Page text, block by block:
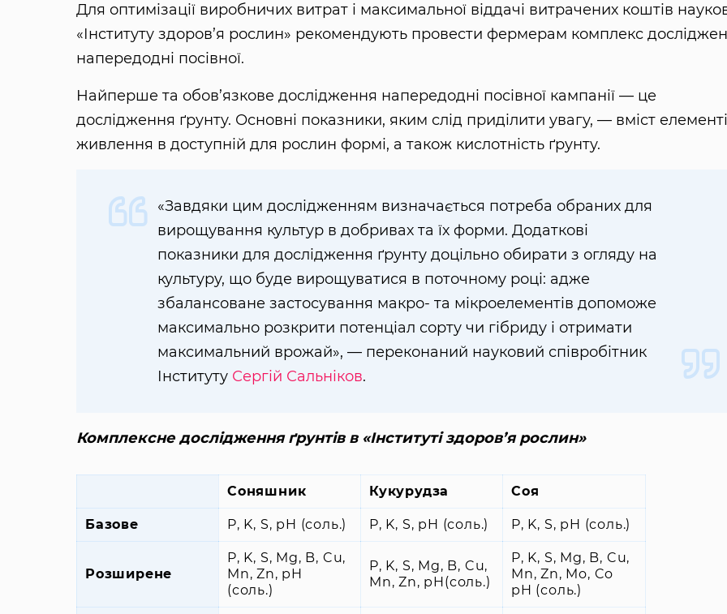
Для оптимізації виробничих витрат і максимальної віддачі витрачених коштів
«Інституту здоров’я рослин» рекомендують провести фермерам комплекс
напередодні посівної.
Найперше та обов’язкове дослідження напередодні посівної кампанії — це
дослідження ґрунту. Основні показники, яким слід приділити увагу, — вміст
живлення в доступній для рослин формі, а також кислотність ґрунту.
«Завдяки цим дослідженням визначається потреба обраних для
вирощування культур в добривах та їх форми. Додаткові
показники для дослідження ґрунту доцільно обирати з огляду на
культуру, що буде вирощуватися в поточному році: адже
збалансоване застосування макро- та мікроелементів допоможе
максимально розкрити потенціал сорту чи гібриду і отримати
максимальний врожай», — переконаний науковий співробітник
Інституту Сергій Сальніков.
Комплексне дослідження ґрунтів в «Інституті здоров’я рослин»
Соняшник Кукурудза Соя
Базове P, K, S, pH (соль.) P, K, S, pH (соль.) P, K, S, pH (соль.)
Розширене
P, K, S, Mg, B, Cu,
Mn, Zn, pH
(соль.)
P, K, S, Mg, B, Cu,
Mn, Zn, pH(соль.)
P, K, S, Mg, B, Cu,
Mn, Zn, Mo, Co
pH (соль.)